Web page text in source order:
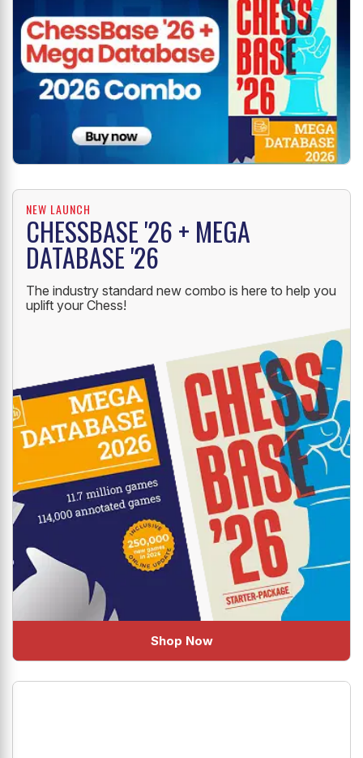
NEW LAUNCH
CHESSBASE '26 + MEGA
DATABASE '26
The industry standard new combo is here to help you
uplift your Chess!
Shop Now